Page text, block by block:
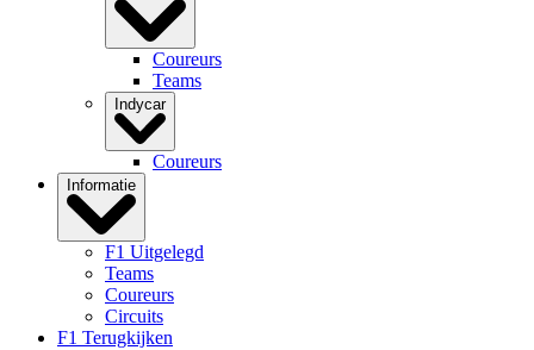
Coureurs
Teams
Indycar
Coureurs
Informatie
F1 Uitgelegd
Teams
Coureurs
Circuits
F1 Terugkijken